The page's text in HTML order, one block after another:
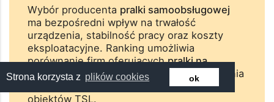
Strona korzysta z plików cookies ok
Wybór producenta pralki samoobsługowej
ma bezpośredni wpływ na trwałość
urządzenia, stabilność pracy oraz koszty
eksploatacyjne. Ranking umożliwia
porównanie firm oferującychpralki na
monety,systemy kartowe i NFC
, rozwiązania
pralni samoobsługowych
, hoteli oraz
obiektów TSL.